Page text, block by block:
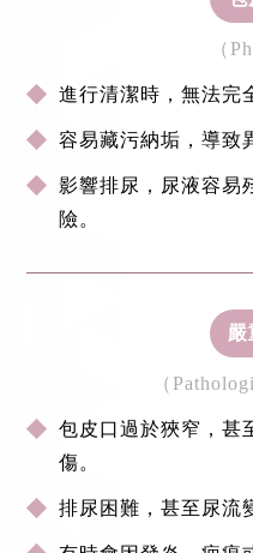
（
進行清潔時，無法完
容易藏污納垢，導致
影響排尿，尿液容易
險。
嚴
（
包皮口過於狹窄，甚
傷。
排尿困難，甚至尿流